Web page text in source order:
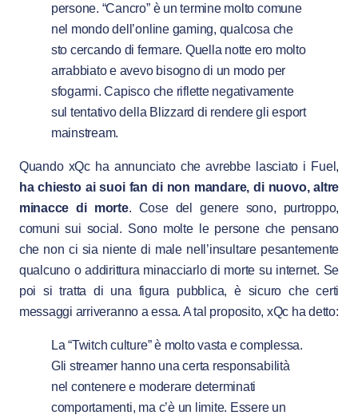
persone. “Cancro” è un termine molto comune
nel mondo dell’online gaming, qualcosa che
sto cercando di fermare. Quella notte ero molto
arrabbiato e avevo bisogno di un modo per
sfogarmi. Capisco che riflette negativamente
sul tentativo della Blizzard di rendere gli esport
mainstream.
Quando xQc ha annunciato che avrebbe lasciato i Fuel,
ha chiesto ai suoi fan di non mandare, di nuovo, altre
minacce di morte. Cose del genere sono, purtroppo,
comuni sui social. Sono molte le persone che pensano
che non ci sia niente di male nell’insultare pesantemente
qualcuno o addirittura minacciarlo di morte su internet. Se
poi si tratta di una figura pubblica, è sicuro che certi
messaggi arriveranno a essa. A tal proposito, xQc ha detto:
La “Twitch culture” è molto vasta e complessa.
Gli streamer hanno una certa responsabilità
nel contenere e moderare determinati
comportamenti, ma c’è un limite. Essere un